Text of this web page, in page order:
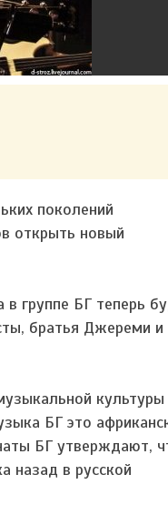
поколений
открыть новый
группе БГ теперь
братья Джереми
культуры
БГ это
БГ утверждают,
назад в русской